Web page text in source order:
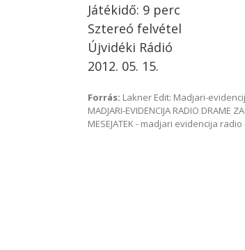
Játékidő: 9 perc
Sztereó felvétel
Újvidéki Rádió
2012. 05. 15.
Forrás: Lakner Edit: Madjari-
MADJARI-EVIDENCIJA RADIO DRAME
MESEJATEK - madjari evidencija